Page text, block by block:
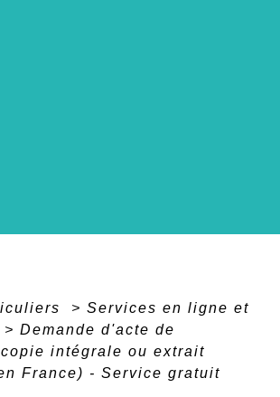
> Services en ligne et
> Demande d'acte de
intégrale ou extrait
France) - Service gratuit